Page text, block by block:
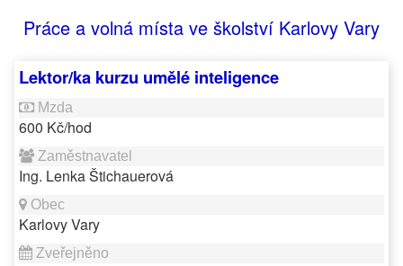
Práce a volná místa ve školství Karlovy Vary
Lektor/ka kurzu umělé inteligence
600 Kč/hod
Ing. Lenka Štichauerová
Karlovy Vary